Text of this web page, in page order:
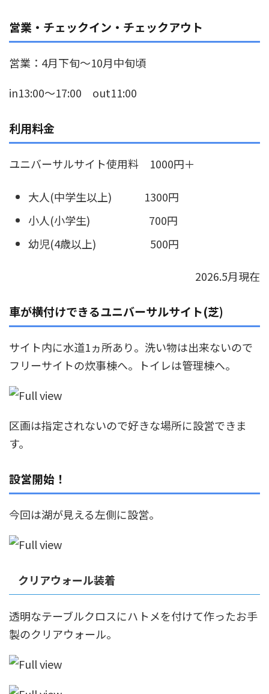
営業・チェックイン・チェックアウト
営業：4月下旬～10月中旬頃
in13:00～17:00 out11:00
利用料金
ユニバーサルサイト使用料 1000円＋
大人(中学生以上) 1300円
小人(小学生) 700円
幼児(4歳以上) 500円
2026.5月現在
車が横付けできるユニバーサルサイト(芝)
サイト内に水道1ヵ所あり。洗い物は出来ないので
フリーサイトの炊事棟へ。トイレは管理棟へ。
区画は指定されないので好きな場所に設営できま
す。
設営開始！
今回は湖が見える左側に設営。
クリアウォール装着
透明なテーブルクロスにハトメを付けて作ったお手
製のクリアウォール。